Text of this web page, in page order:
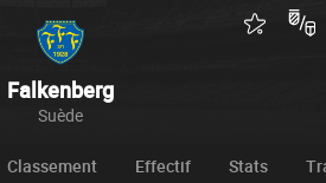
Falkenberg
Suède
Classement Effectif Stats